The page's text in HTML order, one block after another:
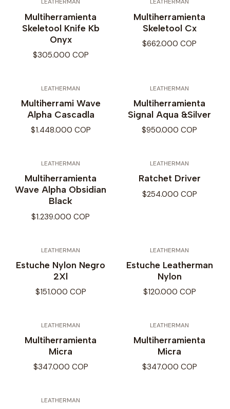
LEATHERMAN
Multiherramienta
Skeletool Knife Kb
Onyx
$305.000 COP
LEATHERMAN
Multiherramienta
Skeletool Cx
$662.000 COP
LEATHERMAN
Multiherrami Wave
Alpha Cascadla
$1.448.000 COP
LEATHERMAN
Multiherramienta
Signal Aqua &Silver
$950.000 COP
LEATHERMAN
Multiherramienta
Wave Alpha Obsidian
Black
$1.239.000 COP
LEATHERMAN
Ratchet Driver
$254.000 COP
LEATHERMAN
Estuche Nylon Negro
2Xl
$151.000 COP
LEATHERMAN
Estuche Leatherman
Nylon
$120.000 COP
LEATHERMAN
Multiherramienta
Micra
$347.000 COP
LEATHERMAN
Multiherramienta
Micra
$347.000 COP
LEATHERMAN